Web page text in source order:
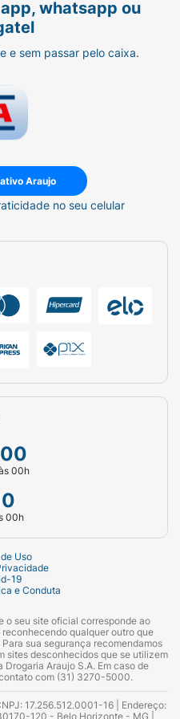
whatsapp ou
e sem passar pelo caixa.
Araujo
no seu celular
00h
00h
Uso
19
e Conduta
o seu site oficial corresponde ao
qualquer outro que
sua segurança recomendamos
sites desconhecidos que se utilizem
Araujo S.A. Em caso de
com (31) 3270-5000.
17.256.512.0001-16 | Endereço:
120 - Belo Horizonte - MG |